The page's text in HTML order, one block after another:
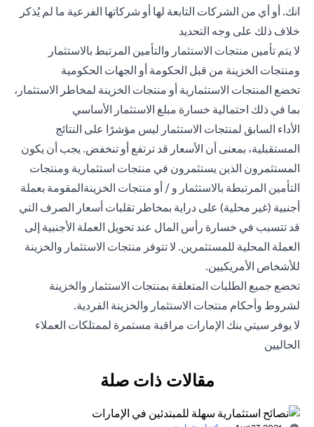
انك. أو أي من الشركات التابعة لها أو شركاتها الفرعية ما لم يُذكر
خلاف ذلك على وجه التحديد
لا يتم تأمين منتجات الاستثمار والتأمين المرتبط بالاستثمار
ومنتجات الخزينة من قبل الحكومة أو الجهات الحكومية
تخضع المنتجات الاستثمارية أو منتجات الخزينة لمخاطر الاستثمار،
بما في ذلك احتمالية خسارة مبلغ الاستثمار الأساسي
الأداء السابق لمنتجات الاستثمار ليس مؤشرًا على النتائج
المستقبلية، بمعنى أن الأسعار قد ترتفع أو تنخفض. يجب أن يكون
المستثمرون الذين يستثمرون في منتجات استثمارية ومنتجات
التأمين المرتبطة بالاستثمار و / أو منتجات الخزينةالمقومة بعملة
أجنبية (غير محلية) على دراية بمخاطر تقلبات أسعار الصرف التي
قد تتسبب في خسارة رأس المال عند تحويل العملة الأجنبية إلى
العملة المحلية للمستثمرين. لا تتوفر منتجات الاستثمار والخزينة
للأشخاص الأمريكيين.
تخضع جميع الطلبات المتعلقة بمنتجات الاستثمار والخزينة
لشروط وأحكام منتجات الاستثمار والخزينة الفردية.
لا يوفر سيتي بنك الإمارات مراقبة مستمرة لممتلكات العملاء
الحاليين
مقالات ذات صلة